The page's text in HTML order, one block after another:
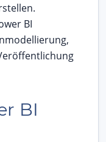
BI
BI